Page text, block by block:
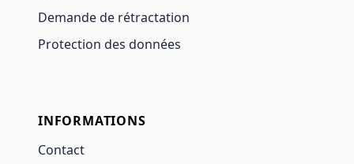
Demande de rétractation
Protection des données
INFORMATIONS
Contact